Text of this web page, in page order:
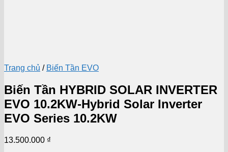
Trang chủ / Biến Tần EVO
Biến Tần HYBRID SOLAR INVERTER
EVO 10.2KW-Hybrid Solar Inverter
EVO Series 10.2KW
13.500.000 ₫